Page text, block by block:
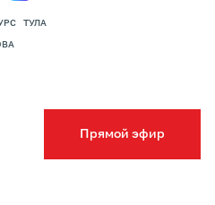
Прямой эфир
ТУЛА